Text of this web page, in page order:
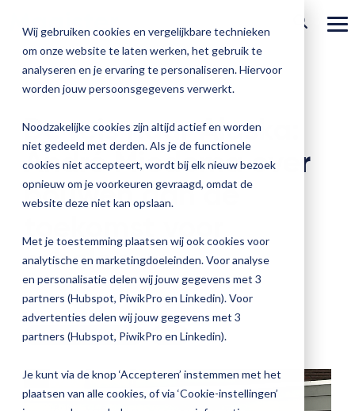
Wij gebruiken cookies en vergelijkbare technieken
om onze website te laten werken, het gebruik te
analyseren en je ervaring te personaliseren. Hiervoor
worden jouw persoonsgegevens verwerkt.
Noodzakelijke cookies zijn altijd actief en worden
niet gedeeld met derden. Als je de functionele
cookies niet accepteert, wordt bij elk nieuw bezoek
opnieuw om je voorkeuren gevraagd, omdat de
website deze niet kan opslaan.
Met je toestemming plaatsen wij ook cookies voor
analytische en marketingdoeleinden. Voor analyse
en personalisatie delen wij jouw gegevens met 3
partners (Hubspot, PiwikPro en Linkedin). Voor
advertenties delen wij jouw gegevens met 3
partners (Hubspot, PiwikPro en Linkedin).
Je kunt via de knop ‘Accepteren’ instemmen met het
plaatsen van alle cookies, of via ‘Cookie-instellingen’
Onze
Magister MX
Aanmelden
& verzuim
Magister To do
Magister Join
Magister Inzicht
Magister Kluisjes
alle
oplossingen
jouw
school
Plan
Magister is
Docenten
Onderwijsondersteunend personeel
Leerlingen
Ouders
Onze
Check-up
Quickscan
Applicatiebeheer
Overstappen
Academy
Training op jouw school
Praktische informatie
de
jouw
Over Magister
Actueel
Magister Journaal
Over ons
Werken bij Magister
Gebruikerspanel
Media & Pers
4 MIN LEESTIJD
De reis naar Alaska:
André Miedema over
bouwen aan de
scholen
André Miedema :05 februari 2026
Achter de schermen blog